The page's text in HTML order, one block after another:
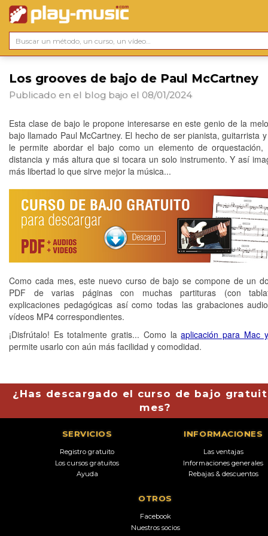
Los grooves de bajo de Paul McCartney
Publicado en el blog bajo el 08/01/2024
Esta clase de bajo le propone interesarse en este genio de la
bajo llamado Paul McCartney. El hecho de ser pianista, guitarrista
le permite abordar el bajo como un elemento de orquestación,
distancia y más altura que si tocara un solo instrumento. Y así
más libertad lo que sirve mejor la música...
Como cada mes, este nuevo curso de bajo se compone de un
PDF de varias páginas con muchas partituras (con
explicaciones pedagógicas así como todas las grabaciones
vídeos MP4 correspondientes.
¡Disfrútalo! Es totalmente gratis... Como laaplicación para Mac
permite usarlo con aún más facilidad y comodidad.
¿Has descargado el curso de bajo
mes?
SERVICIOS
Registro gratuito
Los cursos gratuitos
Ayuda
INFORMACIONES
Las ventajas
Informaciones generales
Rebajas & descuentos
OTROS
Facebook
Nuestros socios